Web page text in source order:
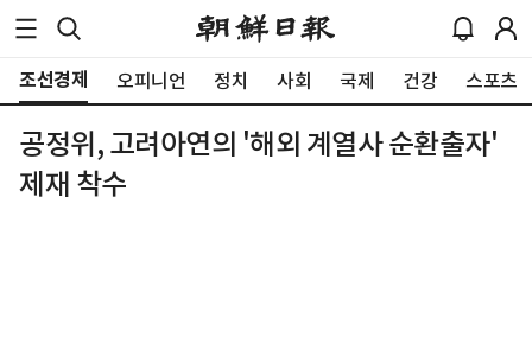
조선경제 오피니언 정치 사회 국제 건강 스포츠
공정위, 고려아연의 '해외 계열사 순환출자'
제재 착수